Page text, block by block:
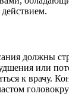
должны
или
к врачу.